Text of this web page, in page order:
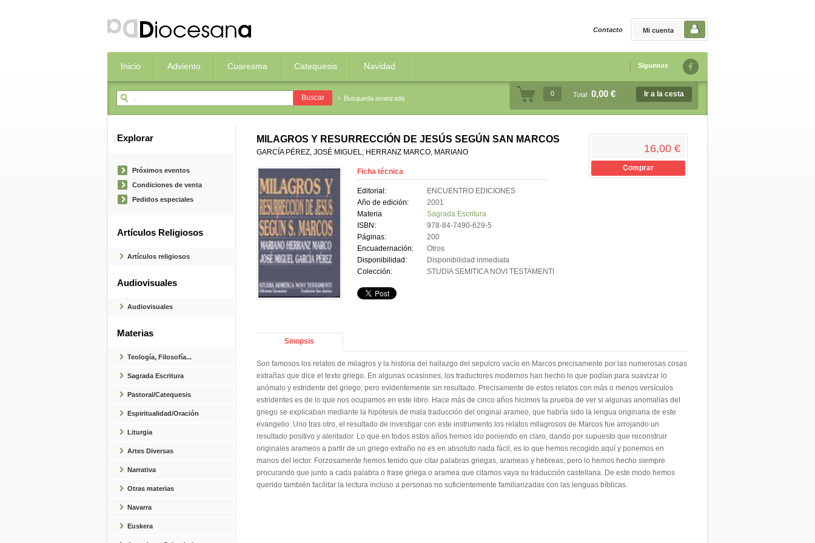
Mi cuenta
Contacto
Inicio Adviento Cuaresma Catequesis Navidad Síguenos
Busqueda avanzada
0 Total 0,00 € Ir a la cesta
Explorar
Próximos eventos
Condiciones de venta
Pedidos especiales
Artículos Religiosos
Artículos religiosos
Audiovisuales
Audiovisuales
Materias
Teología, Filosofía...
Sagrada Escritura
Pastoral/Catequesis
Espiritualidad/Oración
Liturgia
Artes Diversas
Narrativa
Otras materias
Navarra
Euskera
MILAGROS Y RESURRECCIÓN DE JESÚS SEGÚN SAN MARCOS
GARCÍA PÉREZ, JOSÉ MIGUEL; HERRANZ MARCO, MARIANO
Ficha técnica
Editorial:
ENCUENTRO EDICIONES
Año de edición:
2001
Materia
Sagrada Escritura
ISBN:
978-84-7490-629-5
Páginas:
200
Encuadernación:
Otros
Disponibilidad:
Disponibilidad inmediata
Colección:
STUDIA SEMITICA NOVI TESTAMENTI
16,00 €
Comprar
Sinopsis
Son famosos los relatos de milagros y la historia del hallazgo del sepulcro vacío en Marcos precisamente por las numerosas cosas
extrañas que dice el texto griego. En algunas ocasiones, los traductores modernos han hecho lo que podían para suavizar lo
anómalo y estridente del griego; pero evidentemente sin resultado. Precisamente de estos relatos con más o menos versículos
estridentes es de lo que nos ocupamos en este libro. Hace más de cinco años hicimos la prueba de ver si algunas anomalías del
griego se explicaban mediante la hipótesis de mala traducción del original arameo, que habría sido la lengua originaria de este
evangelio. Uno tras otro, el resultado de investigar con este instrumento los relatos milagrosos de Marcos fue arrojando un
resultado positivo y alentador. Lo que en todos estos años hemos ido poniendo en claro, dando por supuesto que reconstruir
originales arameos a partir de un griego extraño no es en absoluto nada fácil, es lo que hemos recogido aquí y ponemos en
manos del lector. Forzosamente hemos tenido que citar palabras griegas, arameas y hebreas; pero lo hemos hecho siempre
procurando que junto a cada palabra o frase griega o aramea que citamos vaya su traducción castellana. De este modo hemos
querido también facilitar la lectura incluso a personas no suficientemente familiarizadas con las lenguas bíblicas.